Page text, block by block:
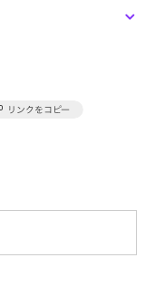
閲覧環境により実際